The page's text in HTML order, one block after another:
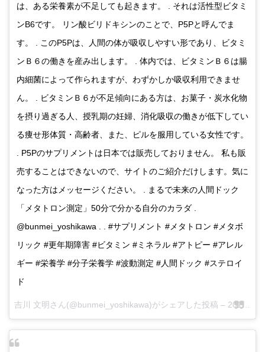
は、ある栄養素が不足しても起きます。 . それは活性型ビタミ
ンB6です。 リン酸ビリドキシンのことで、P5Pと呼んでま
す。 . このP5Pは、人間の体が吸収しやすい形であり、ビタミ
ンＢ６の働きを産み出します。 . 体内では、ビタミンＢ６は腸
内細菌によって作られますが、わずかしか吸収利用できませ
ん。 . ビタミンＢ６が不足傾向にある方は、お菓子・炭水化物
を摂り過ぎる人、授乳期の妊婦、消化吸収の働きが低下してい
る痩せ形体質・高齢者、また、ピルを服用している女性です。
. P5Pのサプリメントは日本では販売しておりません。 私も販
売することはできないので、サイトのご紹介だけします。気に
なった方はメッセージください。 . まるで未来の人間ドック
「メタトロン測定」50分で分かる自分のカラダ .
@bunmei_yoshikawa . . #サプリメント #メタトロン #メタボ
リック #更年期障害 #ビタミン #ミネラル #アトピー #アレル
ギー #栄養学 #分子栄養学 #波動測定 #人間ドック #ステロイ
ド
吉川 文明さん(@bunmei_yoshikawa)がシェアした投稿 – 2017 5月 24 4:54午後 PDT